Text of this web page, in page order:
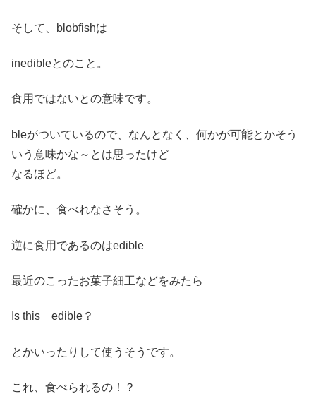
そして、blobfishは
inedibleとのこと。
食用ではないとの意味です。
bleがついているので、なんとなく、何かが可能とかそう
いう意味かな～とは思ったけど
なるほど。
確かに、食べれなさそう。
逆に食用であるのはedible
最近のこったお菓子細工などをみたら
Is this edible？
とかいったりして使うそうです。
これ、食べられるの！？